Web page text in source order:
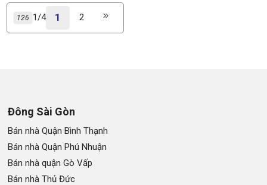
126 1/4 1 2
Đông Sài Gòn
Bán nhà Quận Bình Thạnh
Bán nhà Quận Phú Nhuận
Bán nhà quận Gò Vấp
Bán nhà Thủ Đức